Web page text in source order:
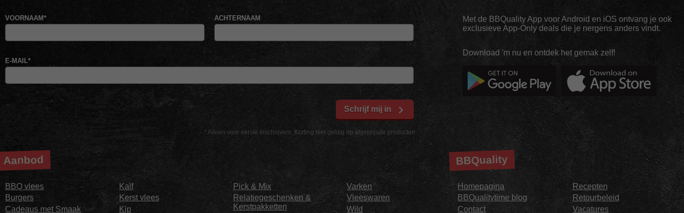
* Alleen voor eerste inschrijvers. Korting niet geldig op afgeprijsde producten
VOORNAAM* ACHTERNAAM
E-MAIL*
Schrijf mij in
Met de BBQuality App voor Android en iOS ontvang je ook
exclusieve App-Only deals die je nergens anders vindt.
Download 'm nu en ontdek het gemak zelf!
Aanbod
BBQ vlees
Burgers
Cadeaus met Smaak
Kalf
Kerst vlees
Kip
Pick & Mix
Relatiegeschenken &
Kerstpakketten
Varken
Vleeswaren
Wild
BBQuality
Homepagina
BBQualitytime blog
Contact
Recepten
Retourbeleid
Vacatures